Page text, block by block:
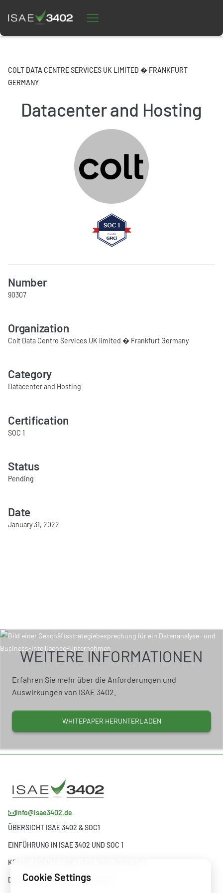
COLT DATA CENTRE SERVICES UK LIMITED � FRANKFURT
GERMANY
Datacenter and Hosting
Number
90307
Organization
Colt Data Centre Services UK limited � Frankfurt Germany
Category
Datacenter and Hosting
Certification
SOC 1
Status
Pending
Date
January 31, 2022
WEITERE INFORMATIONEN
Erfahren Sie mehr über die Anforderungen und
Auswirkungen von ISAE 3402.
WHITEPAPER HERUNTERLADEN
info@isae3402.de
ÜBERSICHT ISAE 3402 & SOC1
EINFÜHRUNG IN ISAE 3402 UND SOC 1
KERNELEMENTE EINES ISAE 3402-BERICHTS
DIE ENTWICKLUNG VON ISAE 3402
Cookie Settings